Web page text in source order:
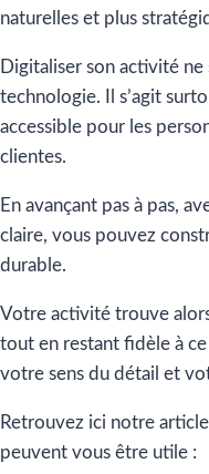
naturelles et plus
Digitaliser son activité
technologie. Il s’agit
accessible pour les
clientes.
En avançant pas à pas,
claire, vous pouvez
durable.
Votre activité trouve
tout en restant fidèle à
votre sens du détail et
Retrouvez ici notre
peuvent vous être utile :